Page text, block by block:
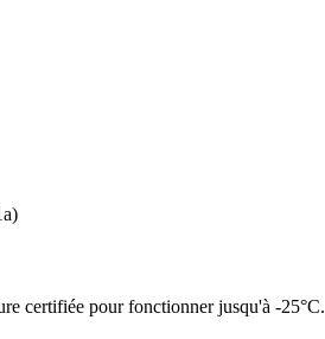
certifiée pour fonctionner jusqu'à -25°C.